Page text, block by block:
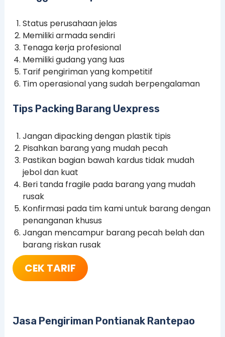
Status perusahaan jelas
Memiliki armada sendiri
Tenaga kerja profesional
Memiliki gudang yang luas
Tarif pengiriman yang kompetitif
Tim operasional yang sudah berpengalaman
Tips Packing Barang Uexpress
Jangan dipacking dengan plastik tipis
Pisahkan barang yang mudah pecah
Pastikan bagian bawah kardus tidak mudah
jebol dan kuat
Beri tanda fragile pada barang yang mudah
rusak
Konfirmasi pada tim kami untuk barang dengan
penanganan khusus
Jangan mencampur barang pecah belah dan
barang riskan rusak
CEK TARIF
Jasa Pengiriman Pontianak Rantepao